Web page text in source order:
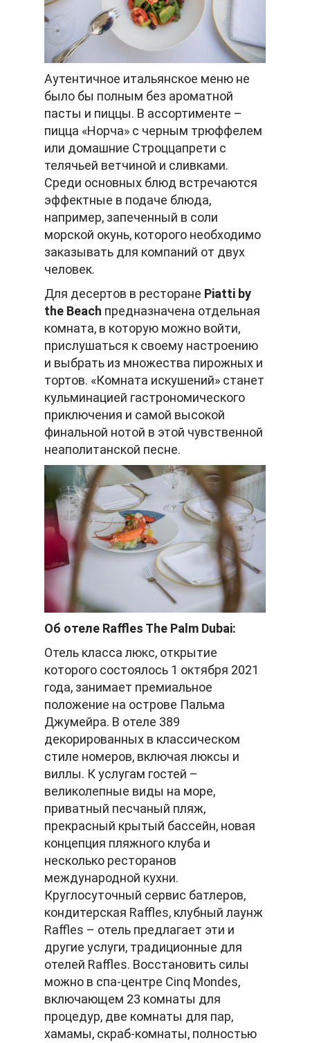
Аутентичное итальянское меню не
было бы полным без ароматной
пасты и пиццы. В ассортименте –
пицца «Норча» с черным трюффелем
или домашние Строццапрети с
телячьей ветчиной и сливками.
Среди основных блюд встречаются
эффектные в подаче блюда,
например, запеченный в соли
морской окунь, которого необходимо
заказывать для компаний от двух
человек.
Для десертов в ресторане Piatti by
the Beach предназначена отдельная
комната, в которую можно войти,
прислушаться к своему настроению
и выбрать из множества пирожных и
тортов. «Комната искушений» станет
кульминацией гастрономического
приключения и самой высокой
финальной нотой в этой чувственной
неаполитанской песне.
Об отеле Raffles The Palm Dubai:
Отель класса люкс, открытие
которого состоялось 1 октября 2021
года, занимает премиальное
положение на острове Пальма
Джумейра. В отеле 389
декорированных в классическом
стиле номеров, включая люксы и
виллы. К услугам гостей –
великолепные виды на море,
приватный песчаный пляж,
прекрасный крытый бассейн, новая
концепция пляжного клуба и
несколько ресторанов
международной кухни.
Круглосуточный сервис батлеров,
кондитерская Raffles, клубный лаунж
Raffles – отель предлагает эти и
другие услуги, традиционные для
отелей Raffles. Восстановить силы
можно в спа-центре Cinq Mondes,
включающем 23 комнаты для
процедур, две комнаты для пар,
хамамы, скраб-комнаты, полностью